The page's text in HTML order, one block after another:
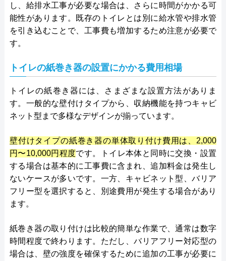
し、給排水工事が必要な場合は、さらに時間がかかる可
能性があります。既存のトイレとは別に給水管や排水管
を引き込むことで、工事費も増加するため注意が必要で
す。
トイレの紙巻き器の設置にかかる費用相場
トイレの紙巻き器には、さまざまな設置方法がありま
す。一般的な壁付けタイプから、収納機能を持つキャビ
ネット型まで多様なデザインが揃っています。
壁付けタイプの紙巻き器の単体取り付け費用は、2,000
円〜10,000円程度です。トイレ本体と同時に交換・設置
する場合は基本的に工事費に含まれ、追加料金は発生し
ないケースが多いです。一方、キャビネット型、バリア
フリー型を選択すると、別途費用が発生する場合があり
ます。
紙巻き器の取り付けは比較的簡単な作業で、通常は数字
時間程度で終わります。ただし、バリアフリー対応型の
場合は、壁の強度を確保するために追加の工事が必要に